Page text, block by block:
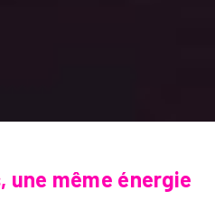
une même énergie